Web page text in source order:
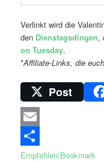
Verlinkt wird die
den Dienstagsdingen,
on Tuesday.
*Affiliate-Links, die
Post
Email
Empfehlen/Bookmark